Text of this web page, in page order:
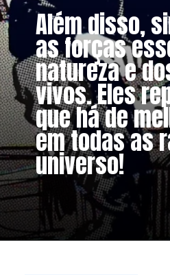
Além disso,
as forças
natureza e
vivos. Eles
que há de
em todas as
universo!